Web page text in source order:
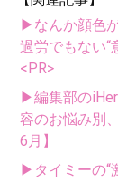
▶なんか顔色
過労でもない“
<PR>
▶編集部の
容のお悩み別
6月】
▶タイミーの“